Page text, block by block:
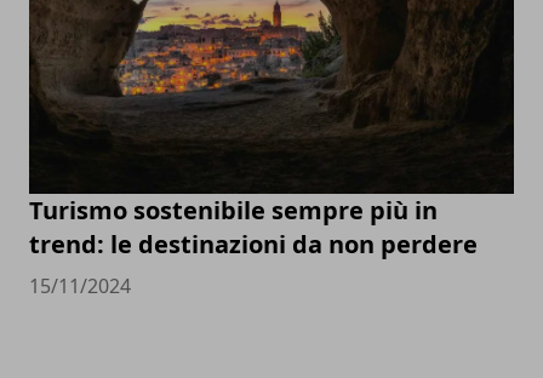
Turismo sostenibile sempre più in
trend: le destinazioni da non perdere
15/11/2024